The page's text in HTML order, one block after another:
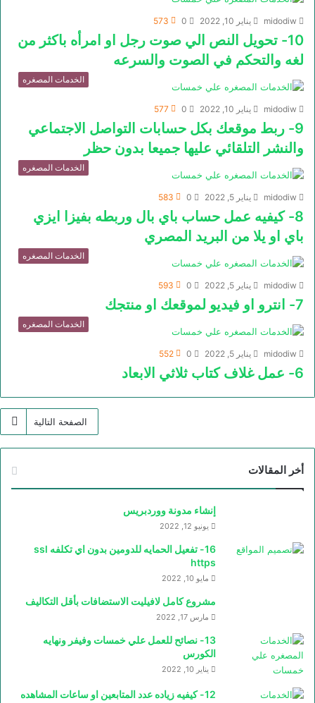
midodiw يناير 10, 2022 0
573
10- تحويل النص الي صوت رجل او امرأه باكثر من
لغه والتحكم في الصوت والسرعه
الخدمات المصغره
midodiw يناير 10, 2022 0
577
9- ربط موقعك بكل حسابات التواصل الاجتماعي
والنشر التلقائي عليها جميعا بدون حظر
الخدمات المصغره
midodiw يناير 5, 2022 0
583
8- كيفيه عمل حساب باي بال وربطه بفيزا ايزي
باي او يلا من البريد المصري
الخدمات المصغره
midodiw يناير 5, 2022 0
593
7- انترو او فيديو لموقعك او منتجك
الخدمات المصغره
midodiw يناير 5, 2022 0
552
6- عمل غلاف كتاب ثلاثي الابعاد
الصفحة التالية
أخر المقالات
إنشاء مدونة ووردبريس
يونيو 12, 2022
16- تفعيل الحمايه للدومين بدون اي تكلفه ssl
https
مايو 10, 2022
مشروع كامل لافيليت الاستضافات بأقل التكاليف
مارس 17, 2022
13- نصائح للعمل علي خمسات وفيفر ونهايه
الكورس
يناير 10, 2022
12- كيفيه زياده عدد المتابعين او ساعات المشاهده